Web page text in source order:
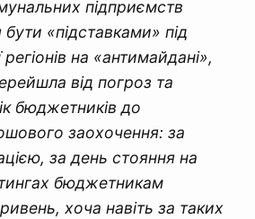
підприємств
«підставками» під
на «антимайдані»,
від погроз та
бюджетників до
заохочення: за
за день стояння на
бюджетникам
хоча навіть за таких